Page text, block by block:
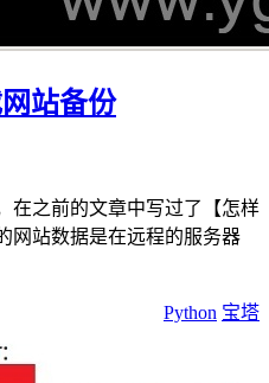
站备份
在之前的文章中写过了【怎样
网站数据是在远程的服务器
Python 宝塔